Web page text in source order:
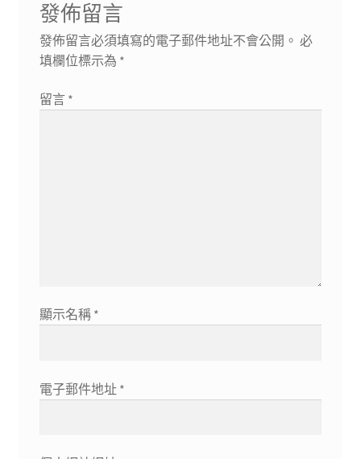
發佈留言
發佈留言必須填寫的電子郵件地址不會公開。 必
填欄位標示為 *
留言 *
顯示名稱 *
電子郵件地址 *